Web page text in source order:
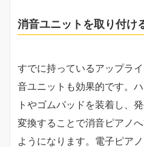
消音ユニットを取り付け
すでに持っているアップラ
音ユニットも効果的です。
トやゴムパッドを装着し、
変換することで消音ピアノ
ようになります。電子ピア